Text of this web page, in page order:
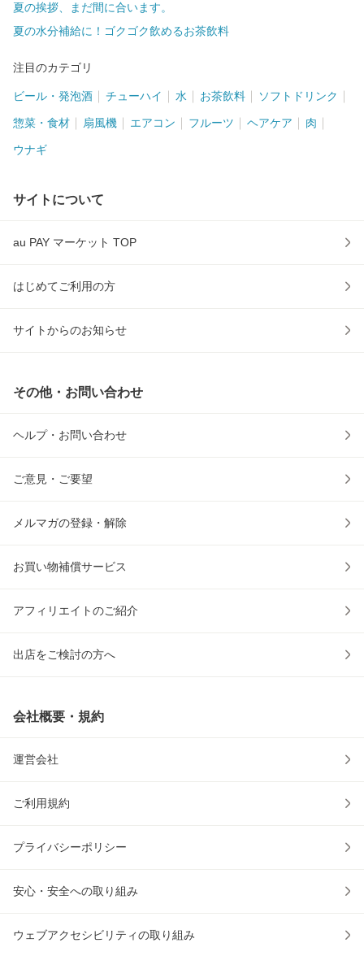
夏の挨拶、まだ間に合います。
夏の水分補給に！ゴクゴク飲めるお茶飲料
注目のカテゴリ
ビール・発泡酒 チューハイ 水 お茶飲料 ソフトドリンク
惣菜・食材 扇風機 エアコン フルーツ ヘアケア 肉
ウナギ
サイトについて
au PAY マーケット TOP
はじめてご利用の方
サイトからのお知らせ
その他・お問い合わせ
ヘルプ・お問い合わせ
ご意見・ご要望
メルマガの登録・解除
お買い物補償サービス
アフィリエイトのご紹介
出店をご検討の方へ
会社概要・規約
運営会社
ご利用規約
プライバシーポリシー
安心・安全への取り組み
ウェブアクセシビリティの取り組み